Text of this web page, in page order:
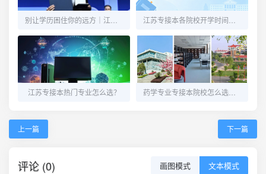
江苏专接本热门专业怎么选？
上一篇 下一篇
评论 (0) 画图模式 文本模式